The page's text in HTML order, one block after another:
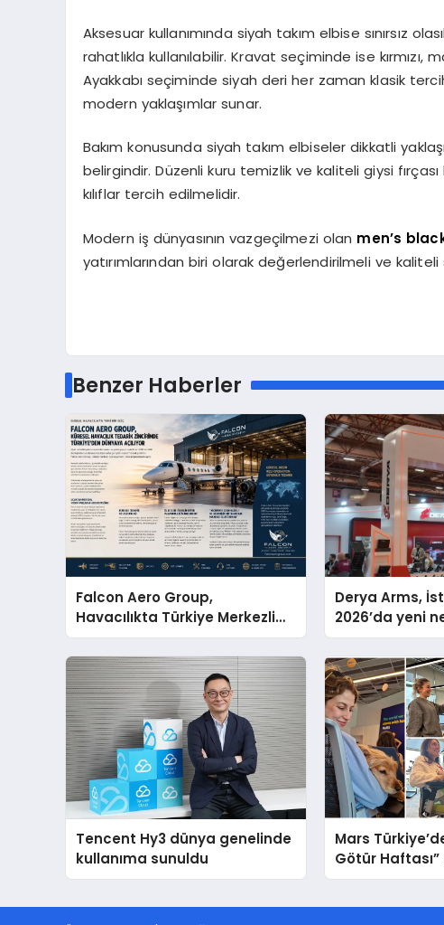
Aksesuar kullanımında siyah takım elbise sınırsız
rahatlıkla kullanılabilir. Kravat seçiminde ise kırmızı,
Ayakkabı seçiminde siyah deri her zaman klasik
modern yaklaşımlar sunar.
Bakım konusunda siyah takım elbiseler dikkatli
belirgindir. Düzenli kuru temizlik ve kaliteli giysi
kılıflar tercih edilmelidir.
Modern iş dünyasının vazgeçilmezi olan men’s
yatırımlarından biri olarak değerlendirilmeli ve
Benzer Haberler
Falcon Aero Group,
Havacılıkta Türkiye Merkezli
Küresel Çözüm Ortağı Olma
Yolunda İlerliyor
Derya Arms,
2026’da yeni
global marka
sergiledi
Tencent Hy3 dünya genelinde
kullanıma sunuldu
Mars
Götür Haftası”